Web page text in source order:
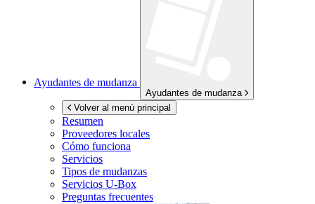
Ayudantes de mudanza
Ayudantes de mudanza
Volver al menú principal
Resumen
Proveedores locales
Cómo funciona
Servicios
Tipos de mudanzas
Servicios U-Box
Preguntas frecuentes